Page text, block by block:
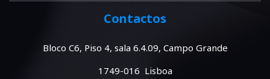
Contactos
Bloco C6, Piso 4, sala 6.4.09, Campo Grande
1749-016 Lisboa